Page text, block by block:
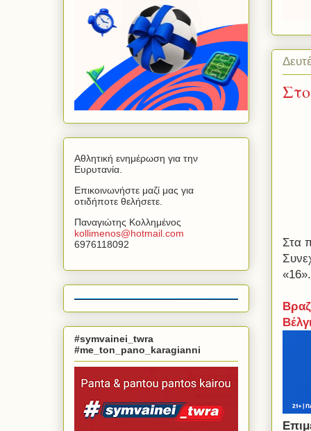
Στα
«16».
Αθλητική ενημέρωση για την
Ευρυτανία.
Επικοινωνήστε μαζί μας για
οτιδήποτε θελήσετε.
Παναγιώτης Κολλημένος
kollimenos@hotmail com
6976118092
#symvainei_twra
#me_ton_pano_karagianni